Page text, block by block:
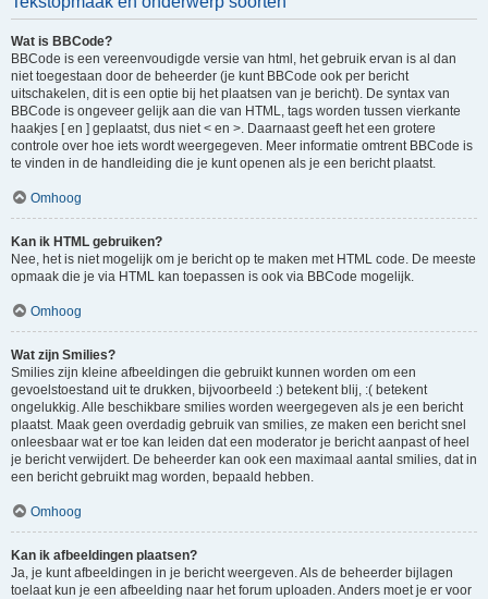
Wat is BBCode?
BBCode is een vereenvoudigde versie van html, het gebruik ervan is al dan
niet toegestaan door de beheerder (je kunt BBCode ook per bericht
uitschakelen, dit is een optie bij het plaatsen van je bericht). De syntax van
BBCode is ongeveer gelijk aan die van HTML, tags worden tussen vierkante
haakjes [ en ] geplaatst, dus niet < en >. Daarnaast geeft het een grotere
controle over hoe iets wordt weergegeven. Meer informatie omtrent BBCode is
te vinden in de handleiding die je kunt openen als je een bericht plaatst.
Omhoog
Kan ik HTML gebruiken?
Nee, het is niet mogelijk om je bericht op te maken met HTML code. De meeste
opmaak die je via HTML kan toepassen is ook via BBCode mogelijk.
Omhoog
Wat zijn Smilies?
Smilies zijn kleine afbeeldingen die gebruikt kunnen worden om een
gevoelstoestand uit te drukken, bijvoorbeeld :) betekent blij, :( betekent
ongelukkig. Alle beschikbare smilies worden weergegeven als je een bericht
plaatst. Maak geen overdadig gebruik van smilies, ze maken een bericht snel
onleesbaar wat er toe kan leiden dat een moderator je bericht aanpast of heel
je bericht verwijdert. De beheerder kan ook een maximaal aantal smilies, dat in
een bericht gebruikt mag worden, bepaald hebben.
Omhoog
Kan ik afbeeldingen plaatsen?
Ja, je kunt afbeeldingen in je bericht weergeven. Als de beheerder bijlagen
toelaat kun je een afbeelding naar het forum uploaden. Anders moet je er voor